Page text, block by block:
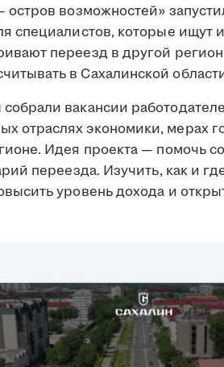
возможностей»
специалистов, которые ищут
переезд в другой
в Сахалинской
вакансии
отраслях экономики, мерах
Идея проекта — помочь
переезда. Изучить, как и
уровень дохода и